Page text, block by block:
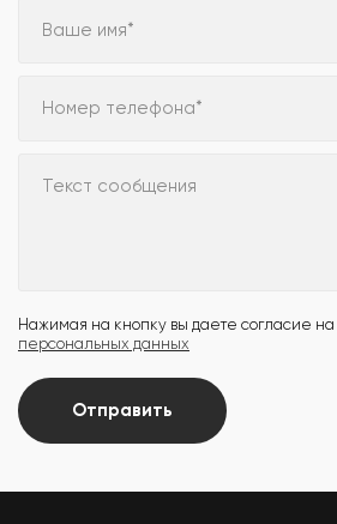
Ваше имя*
Номер телефона*
Текст сообщения
Нажимая на кнопку вы даете согласие на
персональных данных
Отправить